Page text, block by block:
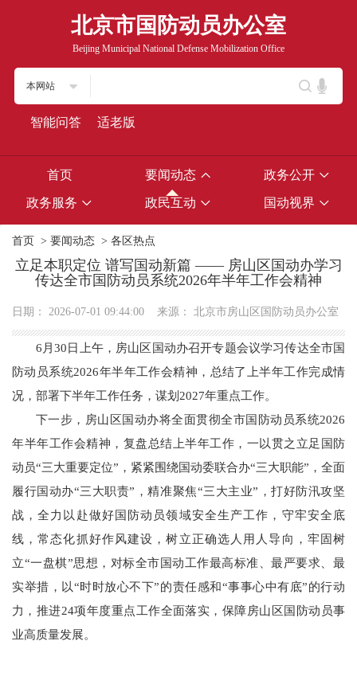
北京市国防动员办公室
Beijing Municipal National Defense Mobilization Office
本网站
智能问答 适老版
首页 要闻动态 政务公开
政务服务 政民互动 国动视界
首页 > 要闻动态 > 各区热点
立足本职定位 谱写国动新篇 —— 房山区国动办学习
传达全市国防动员系统2026年半年工作会精神
日期： 2026-07-01 09:44:00 来源： 北京市房山区国防动员办公室
6月30日上午，房山区国动办召开专题会议学习传达全市国
防动员系统2026年半年工作会精神，总结了上半年工作完成情
况，部署下半年工作任务，谋划2027年重点工作。
下一步，房山区国动办将全面贯彻全市国防动员系统2026
年半年工作会精神，复盘总结上半年工作，一以贯之立足国防
动员“三大重要定位”，紧紧围绕国动委联合办“三大职能”，全面
履行国动办“三大职责”，精准聚焦“三大主业”，打好防汛攻坚
战，全力以赴做好国防动员领域安全生产工作，守牢安全底
线，常态化抓好作风建设，树立正确选人用人导向，牢固树
立“一盘棋”思想，对标全市国动工作最高标准、最严要求、最
实举措，以“时时放心不下”的责任感和“事事心中有底”的行动
力，推进24项年度重点工作全面落实，保障房山区国防动员事
业高质量发展。